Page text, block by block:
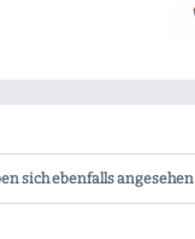
sich ebenfalls angesehen